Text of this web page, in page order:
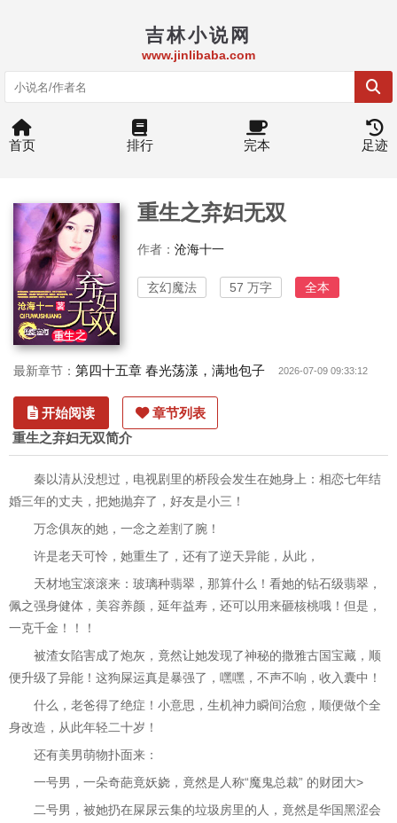
吉林小说网
www.jinlibaba.com
首页 排行 完本 足迹
重生之弃妇无双
作者： 沧海十一
玄幻魔法 57 万字 全本
最新章节： 第四十五章 春光荡漾，满地包子 2026-07-09 09:33:12
开始阅读 章节列表
重生之弃妇无双简介
秦以清从没想过，电视剧里的桥段会发生在她身上：相恋七年结
婚三年的丈夫，把她抛弃了，好友是小三！
万念俱灰的她，一念之差割了腕！
许是老天可怜，她重生了，还有了逆天异能，从此，
天材地宝滚滚来：玻璃种翡翠，那算什么！看她的钻石级翡翠，
佩之强身健体，美容养颜，延年益寿，还可以用来砸核桃哦！但是，
一克千金！！！
被渣女陷害成了炮灰，竟然让她发现了神秘的撒雅古国宝藏，顺
便升级了异能！这狗屎运真是暴强了，嘿嘿，不声不响，收入囊中！
什么，老爸得了绝症！小意思，生机神力瞬间治愈，顺便做个全
身改造，从此年轻二十岁！
还有美男萌物扑面来：
一号男，一朵奇葩竟妖娆，竟然是人称“魔鬼总裁” 的财团大>
二号男，被她扔在屎尿云集的垃圾房里的人，竟然是华国黑涩会